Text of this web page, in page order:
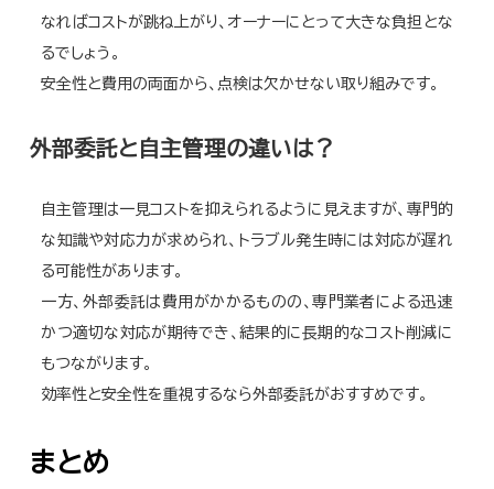
なればコストが跳ね上がり、オーナーにとって大きな負担とな
るでしょう。
安全性と費用の両面から、点検は欠かせない取り組みです。
外部委託と自主管理の違いは？
自主管理は一見コストを抑えられるように見えますが、専門的
な知識や対応力が求められ、トラブル発生時には対応が遅れ
る可能性があります。
一方、外部委託は費用がかかるものの、専門業者による迅速
かつ適切な対応が期待でき、結果的に長期的なコスト削減に
もつながります。
効率性と安全性を重視するなら外部委託がおすすめです。
まとめ